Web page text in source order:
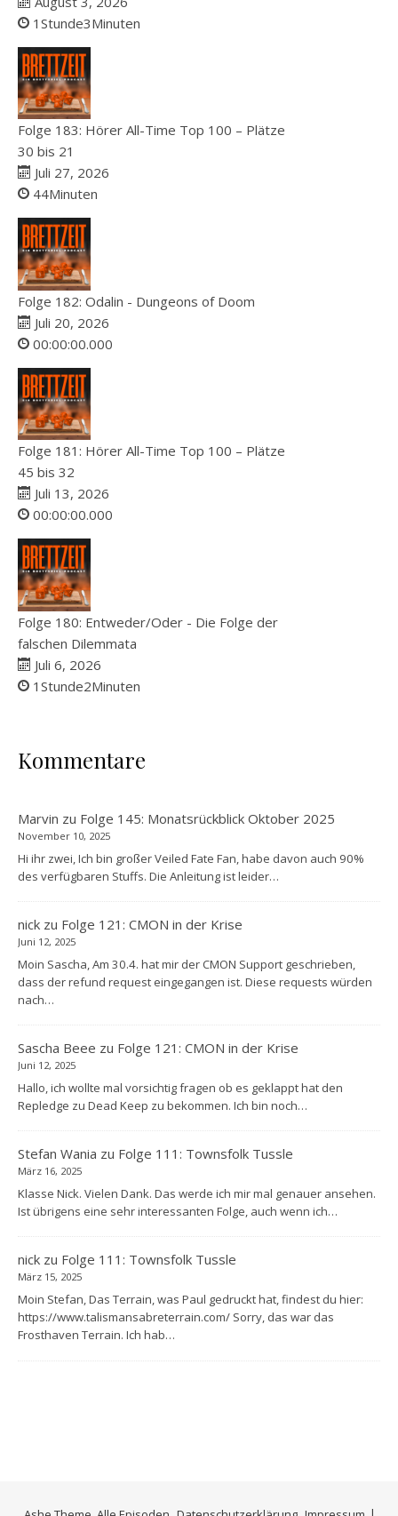
1Stunde3Minuten
Folge 183: Hörer All-Time Top 100 – Plätze
30 bis 21
Juli 27, 2026
44Minuten
Folge 182: Odalin - Dungeons of Doom
Juli 20, 2026
00:00:00.000
Folge 181: Hörer All-Time Top 100 – Plätze
45 bis 32
Juli 13, 2026
00:00:00.000
Folge 180: Entweder/Oder - Die Folge der
falschen Dilemmata
Juli 6, 2026
1Stunde2Minuten
Kommentare
Marvin zu Folge 145: Monatsrückblick Oktober 2025
November 10, 2025
Hi ihr zwei, Ich bin großer Veiled Fate Fan, habe davon auch 90%
des verfügbaren Stuffs. Die Anleitung ist leider…
nick zu Folge 121: CMON in der Krise
Juni 12, 2025
Moin Sascha, Am 30.4. hat mir der CMON Support geschrieben,
dass der refund request eingegangen ist. Diese requests würden
nach…
Sascha Beee zu Folge 121: CMON in der Krise
Juni 12, 2025
Hallo, ich wollte mal vorsichtig fragen ob es geklappt hat den
Repledge zu Dead Keep zu bekommen. Ich bin noch…
Stefan Wania zu Folge 111: Townsfolk Tussle
März 16, 2025
Klasse Nick. Vielen Dank. Das werde ich mir mal genauer ansehen.
Ist übrigens eine sehr interessanten Folge, auch wenn ich…
nick zu Folge 111: Townsfolk Tussle
März 15, 2025
Moin Stefan, Das Terrain, was Paul gedruckt hat, findest du hier:
https://www.talismansabreterrain.com/ Sorry, das war das
Frosthaven Terrain. Ich hab…